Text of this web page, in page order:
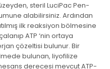
steril LuciPac Pen-
alabilirsiniz. Ardından
ilk reaksiyon bölmesine
ATP ‘nin ortaya
çözeltisi bulunur. Bir
bulunan, liyofilize
derecesi mevcut ATP-